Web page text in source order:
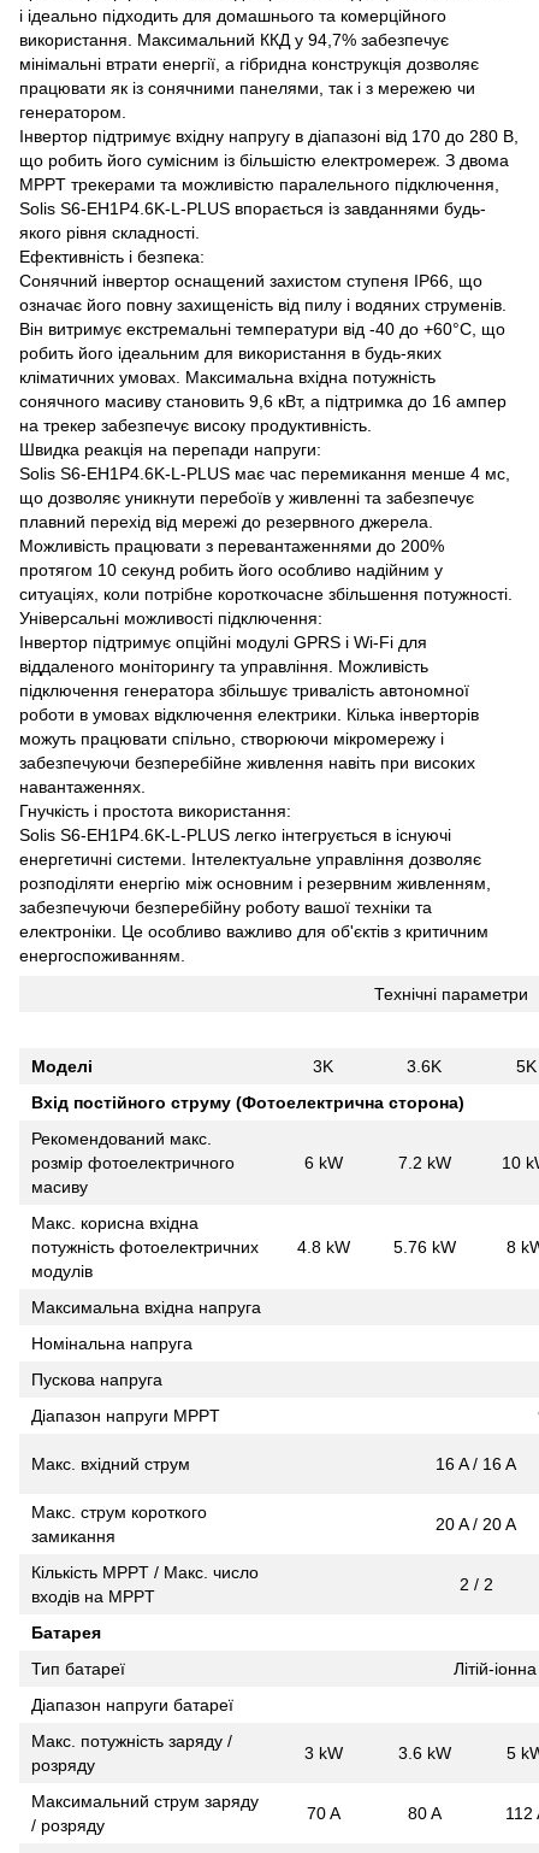
і ідеально підходить для домашнього та комерційного
використання. Максимальний ККД у 94,7% забезпечує
мінімальні втрати енергії, а гібридна конструкція дозволяє
працювати як із сонячними панелями, так і з мережею чи
генератором.
Інвертор підтримує вхідну напругу в діапазоні від 170 до 280 В,
що робить його сумісним із більшістю електромереж. З двома
MPPT трекерами та можливістю паралельного підключення,
Solis S6-EH1P4.6K-L-PLUS впорається із завданнями будь-
якого рівня складності.
Ефективність і безпека:
Сонячний інвертор оснащений захистом ступеня IP66, що
означає його повну захищеність від пилу і водяних струменів.
Він витримує екстремальні температури від -40 до +60°C, що
робить його ідеальним для використання в будь-яких
кліматичних умовах. Максимальна вхідна потужність
сонячного масиву становить 9,6 кВт, а підтримка до 16 ампер
на трекер забезпечує високу продуктивність.
Швидка реакція на перепади напруги:
Solis S6-EH1P4.6K-L-PLUS має час перемикання менше 4 мс,
що дозволяє уникнути перебоїв у живленні та забезпечує
плавний перехід від мережі до резервного джерела.
Можливість працювати з перевантаженнями до 200%
протягом 10 секунд робить його особливо надійним у
ситуаціях, коли потрібне короткочасне збільшення потужності.
Універсальні можливості підключення:
Інвертор підтримує опційні модулі GPRS і Wi-Fi для
віддаленого моніторингу та управління. Можливість
підключення генератора збільшує тривалість автономної
роботи в умовах відключення електрики. Кілька інверторів
можуть працювати спільно, створюючи мікромережу і
забезпечуючи безперебійне живлення навіть при високих
навантаженнях.
Гнучкість і простота використання:
Solis S6-EH1P4.6K-L-PLUS легко інтегрується в існуючі
енергетичні системи. Інтелектуальне управління дозволяє
розподіляти енергію між основним і резервним живленням,
забезпечуючи безперебійну роботу вашої техніки та
електроніки. Це особливо важливо для об'єктів з критичним
енергоспоживанням.
Технічні параметри
Моделі 3K 3.6K
5K
Вхід постійного струму (Фотоелектрична сторона)
Рекомендований макс.
розмір фотоелектричного
масиву
6 kW 7.2 kW 10
Макс. корисна вхідна
потужність фотоелектричних
модулів
4.8 kW 5.76 kW 8
Максимальна вхідна напруга
Номінальна напруга
Пускова напруга
Діапазон напруги MPPT
Макс. вхідний струм 16 A / 16 A
Макс. струм короткого
замикання
20 A / 20 A
Кількість MPPT / Макс. число
входів на MPPT
2 / 2
Батарея
Тип батареї
Літій-
Діапазон напруги батареї
Макс. потужність заряду /
розряду
3 kW 3.6 kW 5
Максимальний струм заряду
/ розряду
70 A 80 A 112